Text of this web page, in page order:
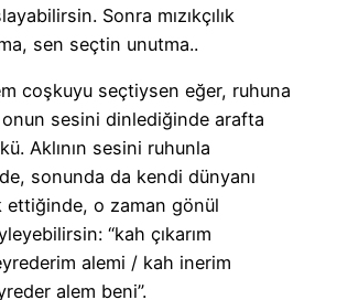
Sonra mızıkçılık
sen seçtin unutma..
coşkuyu seçtiysen eğer, ruhuna
sesini dinlediğinde arafta
Aklının sesini ruhunla
sonunda da kendi dünyanı
ettiğinde, o zaman gönül
“kah çıkarım
alemi / kah inerim
alem beni”.